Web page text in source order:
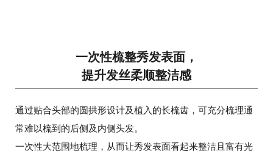
一次性梳整秀发表面，
提升发丝柔顺整洁感
通过贴合头部的圆拱形设计及植入的长梳齿，可充分梳理通
常难以梳到的后侧及内侧头发。
一次性大范围地梳理，从而让秀发表面看起来整洁且富有光